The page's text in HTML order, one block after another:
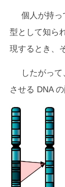
個人が持っ
型として知ら
現するとき、
したがっ
させる DNA